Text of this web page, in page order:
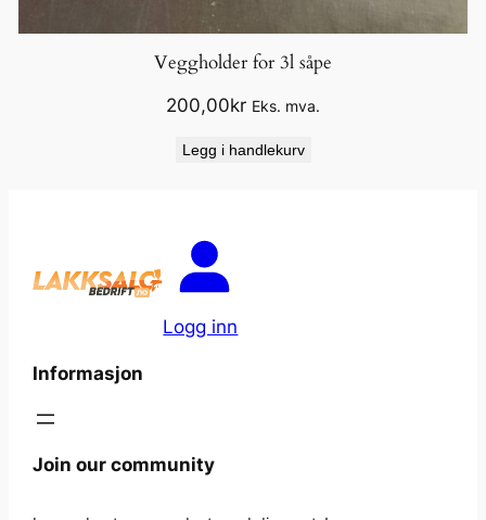
Veggholder for 3l såpe
200,00kr Eks. mva.
Legg i handlekurv
Logg inn
Informasjon
Join our community